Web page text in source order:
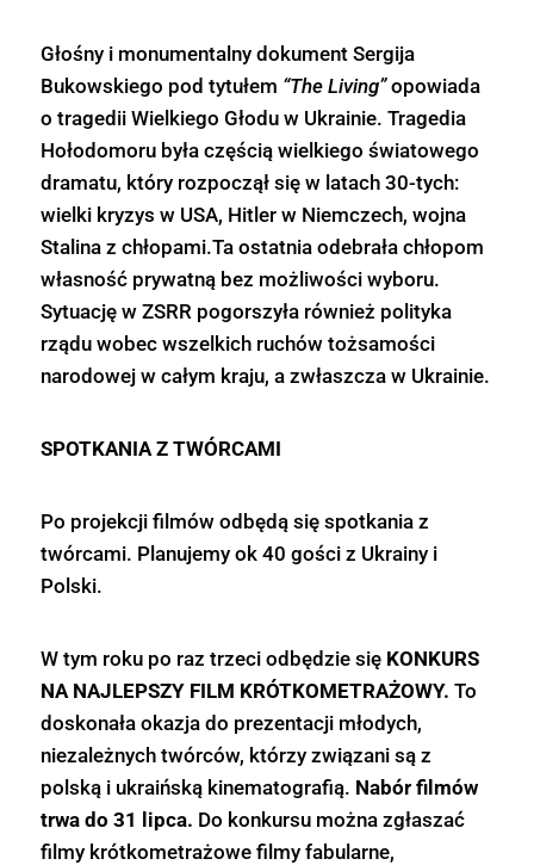
Głośny i monumentalny dokument Sergija
Bukowskiego pod tytułem “The Living” opowiada
o tragedii Wielkiego Głodu w Ukrainie. Tragedia
Hołodomoru była częścią wielkiego światowego
dramatu, który rozpoczął się w latach 30-tych:
wielki kryzys w USA, Hitler w Niemczech, wojna
Stalina z chłopami.Ta ostatnia odebrała chłopom
własność prywatną bez możliwości wyboru.
Sytuację w ZSRR pogorszyła również polityka
rządu wobec wszelkich ruchów tożsamości
narodowej w całym kraju, a zwłaszcza w Ukrainie.
SPOTKANIA Z TWÓRCAMI
Po projekcji filmów odbędą się spotkania z
twórcami. Planujemy ok 40 gości z Ukrainy i
Polski.
W tym roku po raz trzeci odbędzie się KONKURS
NA NAJLEPSZY FILM KRÓTKOMETRAŻOWY. To
doskonała okazja do prezentacji młodych,
niezależnych twórców, którzy związani są z
polską i ukraińską kinematografią. Nabór filmów
trwa do 31 lipca. Do konkursu można zgłaszać
filmy krótkometrażowe filmy fabularne,